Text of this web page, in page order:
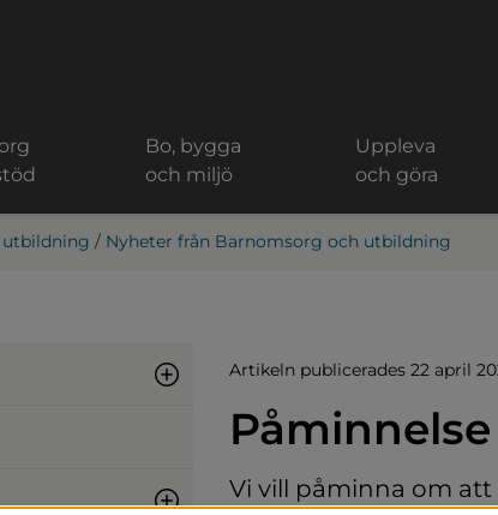
Bo, bygga
och miljö
Uppleva
och göra
/ Nyheter från Barnomsorg och utbildning
Artikeln publicerades 22 april
Vi vill påminna om att